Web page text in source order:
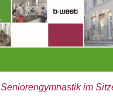
Seniorengymnastik im